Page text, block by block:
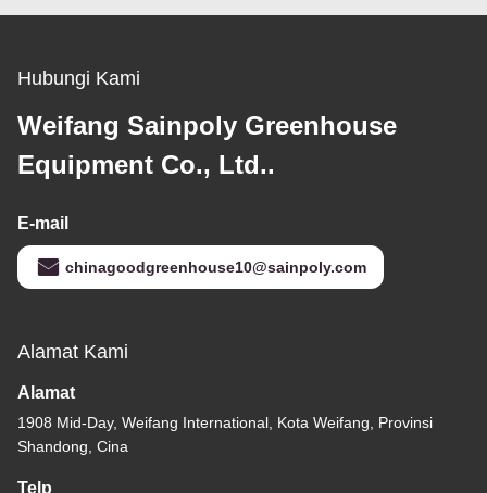
Hubungi Kami
Weifang Sainpoly Greenhouse
Equipment Co., Ltd..
E-mail
chinagoodgreenhouse10@sainpoly.com
Alamat Kami
Alamat
1908 Mid-Day, Weifang International, Kota Weifang, Provinsi
Shandong, Cina
Telp